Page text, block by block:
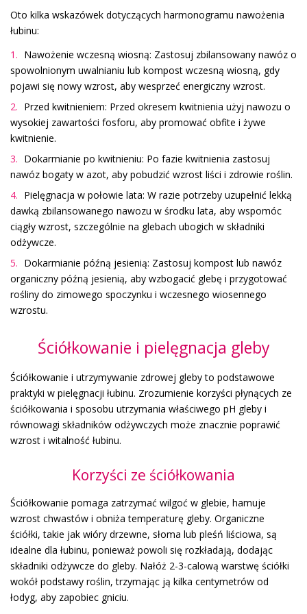
Oto kilka wskazówek dotyczących harmonogramu nawożenia
łubinu:
Nawożenie wczesną wiosną: Zastosuj zbilansowany nawóz o
spowolnionym uwalnianiu lub kompost wczesną wiosną, gdy
pojawi się nowy wzrost, aby wesprzeć energiczny wzrost.
Przed kwitnieniem: Przed okresem kwitnienia użyj nawozu o
wysokiej zawartości fosforu, aby promować obfite i żywe
kwitnienie.
Dokarmianie po kwitnieniu: Po fazie kwitnienia zastosuj
nawóz bogaty w azot, aby pobudzić wzrost liści i zdrowie roślin.
Pielęgnacja w połowie lata: W razie potrzeby uzupełnić lekką
dawką zbilansowanego nawozu w środku lata, aby wspomóc
ciągły wzrost, szczególnie na glebach ubogich w składniki
odżywcze.
Dokarmianie późną jesienią: Zastosuj kompost lub nawóz
organiczny późną jesienią, aby wzbogacić glebę i przygotować
rośliny do zimowego spoczynku i wczesnego wiosennego
wzrostu.
Ściółkowanie i pielęgnacja gleby
Ściółkowanie i utrzymywanie zdrowej gleby to podstawowe
praktyki w pielęgnacji łubinu. Zrozumienie korzyści płynących ze
ściółkowania i sposobu utrzymania właściwego pH gleby i
równowagi składników odżywczych może znacznie poprawić
wzrost i witalność łubinu.
Korzyści ze ściółkowania
Ściółkowanie pomaga zatrzymać wilgoć w glebie, hamuje
wzrost chwastów i obniża temperaturę gleby. Organiczne
ściółki, takie jak wióry drzewne, słoma lub pleśń liściowa, są
idealne dla łubinu, ponieważ powoli się rozkładają, dodając
składniki odżywcze do gleby. Nałóż 2-3-calową warstwę ściółki
wokół podstawy roślin, trzymając ją kilka centymetrów od
łodyg, aby zapobiec gniciu.